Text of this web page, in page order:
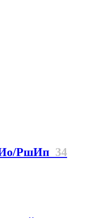
РшИп 34